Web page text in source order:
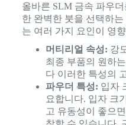
올바른 SLM 금속 파우
한 완벽한 붓을 선택하
는 여러 가지 요인이 영
머티리얼 속성: 강
최종 부품의 원하
다 이러한 특성의
파우더 특성: 입자
요합니다. 입자 크
고 유동성이 좋으